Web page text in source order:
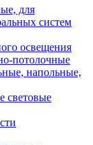
для
систем
освещения
потолочные
напольные,
световые